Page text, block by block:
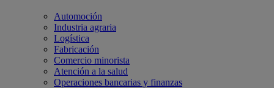
Automoción
Industria agraria
Logística
Fabricación
Comercio minorista
Atención a la salud
Operaciones bancarias y finanzas